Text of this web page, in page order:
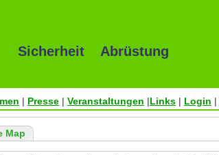
Sicherheit Abrüstung
| Presse | Veranstaltungen |Links | Login |
Map